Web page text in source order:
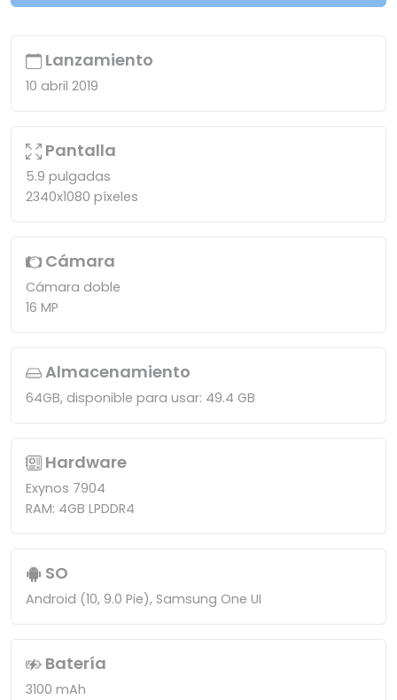
Lanzamiento
10 abril 2019
Pantalla
5.9 pulgadas
2340x1080 píxeles
Cámara
Cámara doble
16 MP
Almacenamiento
64GB, disponible para usar: 49.4 GB
Hardware
Exynos 7904
RAM: 4GB LPDDR4
SO
Android (10, 9.0 Pie), Samsung One UI
Batería
3100 mAh